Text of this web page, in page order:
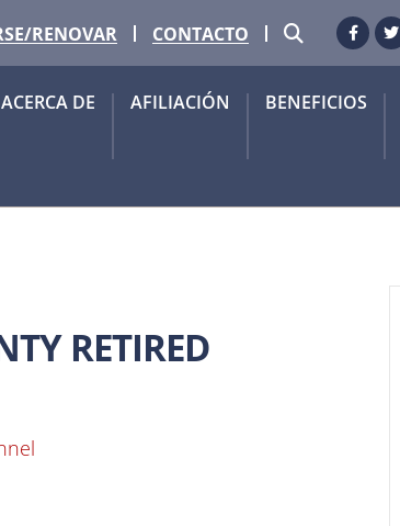
RENOVAR CONTACTO BUSCAR
ACERCA DE AFILIACIÓN BENEFICIOS
RETIRED